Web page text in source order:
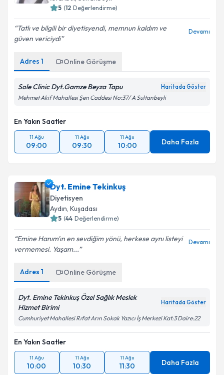
E-posta Adresiniz
Kişisel verilerimin işlenmesine ilişkin
Metni'ni okudum ve kişisel verilerimin belirtilen
Takvim Talebini Gönder
5 (12 Değerlendirme)
Tatlı ve bilgili bir diyetisyendi, memnun kaldım ve
güven vericiydi
Devamı
Adres 1 Online Görüşme
Sole Clinic Dyt.Gamze Beyza Tapu Haritada Göster
Mehmet Akif Mahallesi Şen Caddesi No:37/ A Sultanbeyli
En Yakın Saatler
11 Ağu
09:00
11 Ağu
09:30
11 Ağu
10:00 Daha Fazla
Dyt. Emine Tekinkuş
Diyetisyen
Aydın, Kuşadası
5 (44 Değerlendirme)
Emine Hanım'ın en sevdiğim yönü, herkese aynı listeyi
vermemesi. Yaşam...
Devamı
Adres 1 Online Görüşme
Dyt. Emine Tekinkuş Özel Sağlık Meslek
Hizmet Birimi
Haritada Göster
Cumhuriyet Mahallesi Rıfat Arın Sokak Yazıcı İş Merkezi Kat:3 Daire:22
En Yakın Saatler
11 Ağu
10:00
11 Ağu
10:30
11 Ağu
11:30 Daha Fazla